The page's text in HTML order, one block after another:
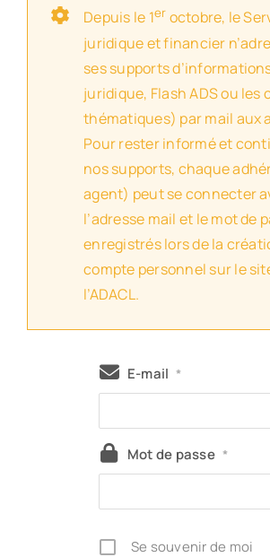
Depuis le 1er octobre, le
juridique et financier
ses supports
juridique, Flash ADS ou les
thématiques) par mail aux
Pour rester informé et
nos supports, chaque
agent) peut se connecter
l’adresse mail et le mot de
enregistrés lors de la
compte personnel sur le
l’ADACL.
E-mail *
Mot de passe *
Se souvenir de moi